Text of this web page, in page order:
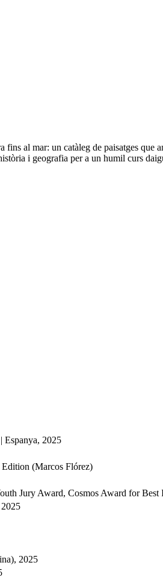
al mar: un catàleg de paisatges
i geografia per a un humil curs
Espanya, 2025
Edition (Marcos Flórez)
Jury Award, Cosmos Award for Best
2025